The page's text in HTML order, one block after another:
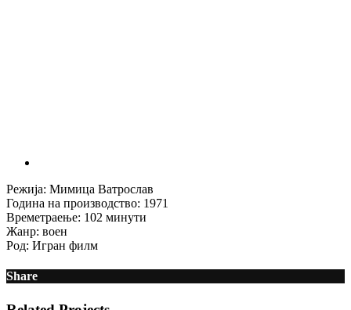
Режија: Мимица Ватрослав
Година на производство: 1971
Времетраење: 102 минути
Жанр: воен
Род: Игран филм
Share